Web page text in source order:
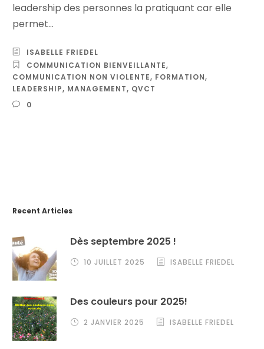
leadership des personnes la pratiquant car elle
permet...
ISABELLE FRIEDEL
COMMUNICATION BIENVEILLANTE,
COMMUNICATION NON VIOLENTE, FORMATION,
LEADERSHIP, MANAGEMENT, QVCT
0
Recent Articles
Dès septembre 2025 !
10 JUILLET 2025 ISABELLE FRIEDEL
Des couleurs pour 2025!
2 JANVIER 2025 ISABELLE FRIEDEL